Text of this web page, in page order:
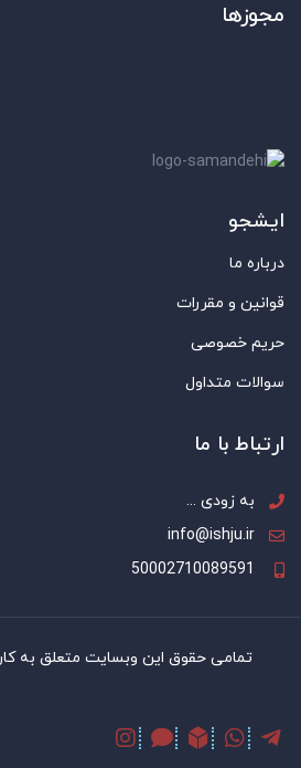
مجوزها
ایشجو
درباره ما
قوانین و مقررات
حریم خصوصی
سوالات متداول
ارتباط با ما
به زودی ...
info@ishju.ir
50002710089591
تمامی حقوق این وبسایت متعلق به